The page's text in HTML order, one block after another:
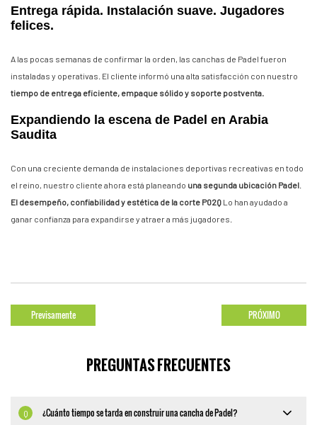
Entrega rápida. Instalación suave. Jugadores
felices.
A las pocas semanas de confirmar la orden, las canchas de Padel fueron
instaladas y operativas. El cliente informó una alta satisfacción con nuestro
tiempo de entrega eficiente, empaque sólido y soporte postventa.
Expandiendo la escena de Padel en Arabia
Saudita
Con una creciente demanda de instalaciones deportivas recreativas en todo
el reino, nuestro cliente ahora está planeando una segunda ubicación Padel
El desempeño, confiabilidad y estética de la corte P02Q Lo han ayudado a
ganar confianza para expandirse y atraer a más jugadores.
Previsamente PRÓXIMO
PREGUNTAS FRECUENTES
Q ¿Cuánto tiempo se tarda en construir una cancha de Padel?